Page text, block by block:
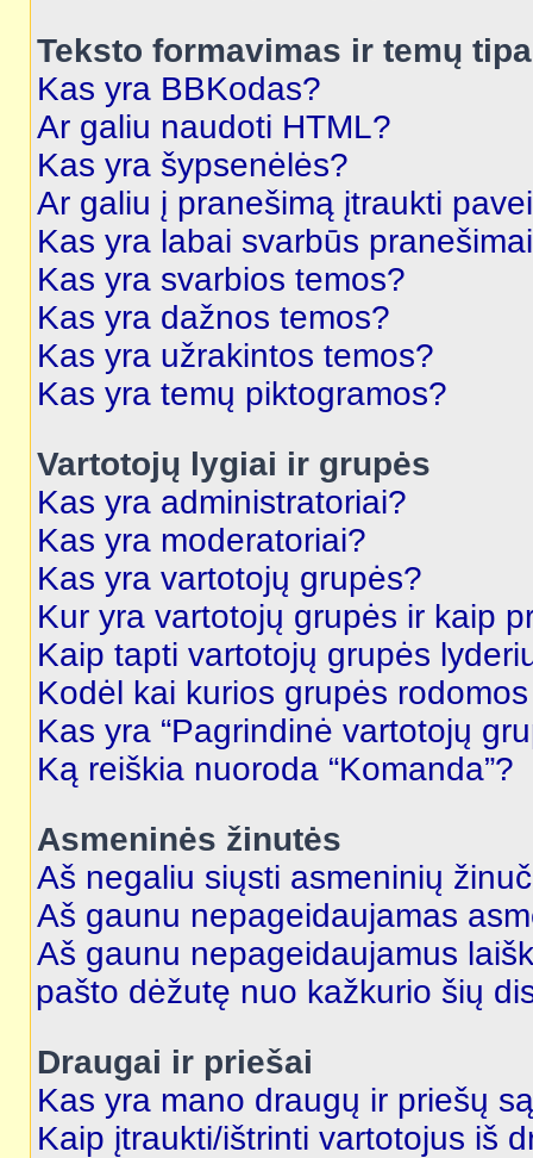
Teksto formavimas ir temų
Kas yra BBKodas?
Ar galiu naudoti HTML?
Kas yra šypsenėlės?
Ar galiu į pranešimą įtraukti
Kas yra labai svarbūs
Kas yra svarbios temos?
Kas yra dažnos temos?
Kas yra užrakintos temos?
Kas yra temų piktogramos?
Vartotojų lygiai ir grupės
Kas yra administratoriai?
Kas yra moderatoriai?
Kas yra vartotojų grupės?
Kur yra vartotojų grupės ir kaip
Kaip tapti vartotojų grupės
Kodėl kai kurios grupės
Kas yra “Pagrindinė vartotojų
Ką reiškia nuoroda “Komanda”?
Asmeninės žinutės
Aš negaliu siųsti asmeninių
Aš gaunu nepageidaujamas
Aš gaunu nepageidaujamus
pašto dėžutę nuo kažkurio šių
Draugai ir priešai
Kas yra mano draugų ir priešų
Kaip įtraukti/ištrinti vartotojus iš